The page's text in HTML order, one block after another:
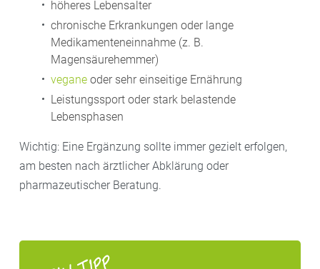
höheres Lebensalter
chronische Erkrankungen oder lange
Medikamenteneinnahme (z. B.
Magensäurehemmer)
vegane oder sehr einseitige Ernährung
Leistungssport oder stark belastende
Lebensphasen
Wichtig: Eine Ergänzung sollte immer gezielt erfolgen,
am besten nach ärztlicher Abklärung oder
pharmazeutischer Beratung.